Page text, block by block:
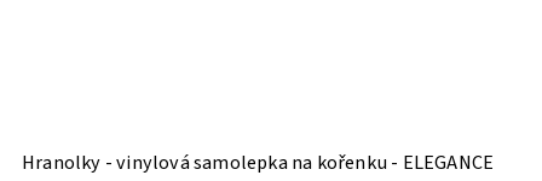
Hranolky - vinylová samolepka na kořenku - ELEGANCE